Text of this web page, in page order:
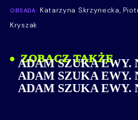
OBSADA: Katarzyna Skrzynecka,
Kryszak
ZOBACZ TAKŻE
ADAM SZUKA EWY.
ADAM SZUKA EWY.
ADAM SZUKA EWY.